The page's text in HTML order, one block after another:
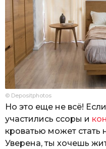
© Depositphotos
Но это еще не всё!
участились ссоры и
кроватью может стать
Уверена, ты хочешь